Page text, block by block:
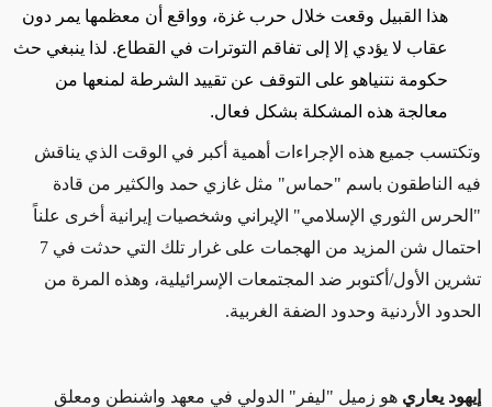
هذا القبيل وقعت خلال حرب غزة، وواقع أن معظمها يمر دون
عقاب لا يؤدي إلا إلى تفاقم التوترات في القطاع. لذا ينبغي حث
حكومة نتنياهو على التوقف عن تقييد الشرطة لمنعها من
معالجة هذه المشكلة بشكل فعال.
وتكتسب جميع هذه الإجراءات أهمية أكبر في الوقت الذي يناقش
فيه الناطقون باسم "حماس" مثل غازي حمد والكثير من قادة
"الحرس الثوري الإسلامي" الإيراني وشخصيات إيرانية أخرى علناً
احتمال شن المزيد من الهجمات على غرار تلك التي حدثت في 7
تشرين الأول/أكتوبر ضد المجتمعات الإسرائيلية، وهذه المرة من
الحدود الأردنية وحدود الضفة الغربية.
إيهود يعاري هو زميل "ليفر" الدولي في معهد واشنطن ومعلق